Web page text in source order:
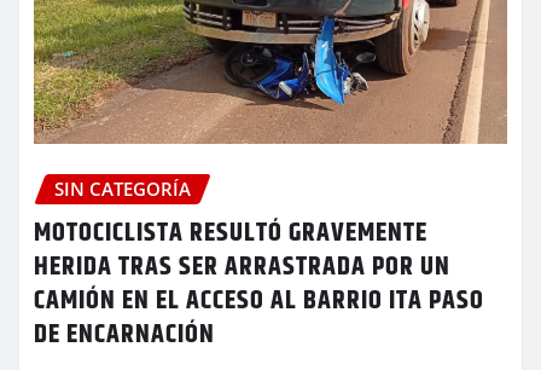
SIN CATEGORÍA
MOTOCICLISTA RESULTÓ GRAVEMENTE
HERIDA TRAS SER ARRASTRADA POR UN
CAMIÓN EN EL ACCESO AL BARRIO ITA PASO
DE ENCARNACIÓN